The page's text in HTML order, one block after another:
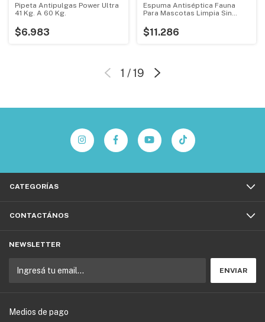
Pipeta Antipulgas Power Ultra
41 Kg. A 60 Kg.
$6.983
Espuma Antiséptica Fauna
Para Mascotas Limpia Sin
$11.286
1 /19
CATEGORÍAS
CONTACTÁNOS
NEWSLETTER
Medios de pago